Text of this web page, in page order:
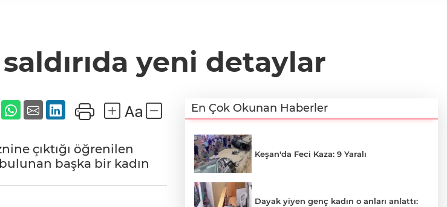
yeni detaylar
çıktığı öğrenilen
başka bir kadın
En Çok Okunan Haberler
Keşan'da Feci Kaza: 9 Yaralı
Dayak yiyen genç kadın o anları anlattı: